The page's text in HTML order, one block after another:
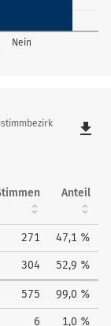
Nein
file_download
Anteil
271 47,1 %
304 52,9 %
575 99,0 %
6 1,0 %